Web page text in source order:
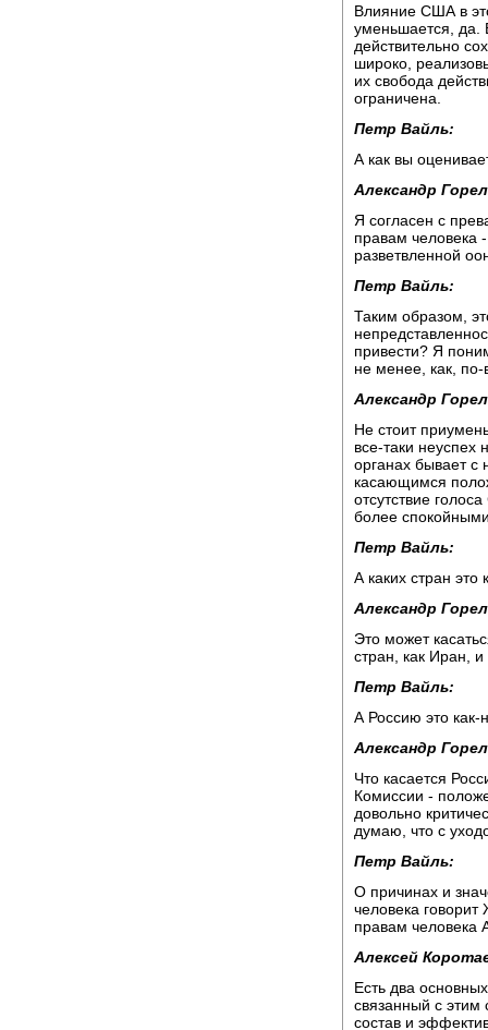
Влияние США в
уменьшается, да.
действительно
широко,
их свобода
ограничена.
Петр Вайль:
А как вы
Александр
Я согласен с
правам человека
разветвленной
Петр Вайль:
Таким образом,
привести? Я
не менее, как,
Александр
Не стоит
все-таки
органах бывает с
касающимся
отсутствие
более
Петр Вайль:
А каких стран
Александр
Это может
стран, как Иран, и
Петр Вайль:
А Россию это как-
Александр
Что касается
Комиссии -
довольно
думаю, что с
Петр Вайль:
О причинах и
человека
правам человека
Алексей
Есть два
связанный с
состав и